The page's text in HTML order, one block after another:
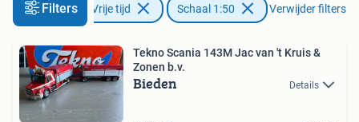
Filters
Hobby en Vrije tijd Schaal 1:50 Verwijder filters
Tekno Scania 143M Jac van 't Kruis &
Zonen b.v.
Bieden Details